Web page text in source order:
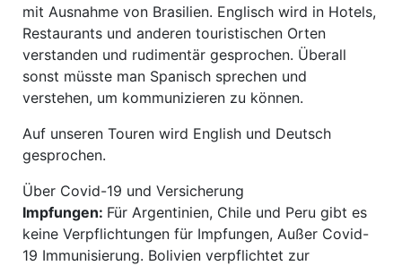
mit Ausnahme von Brasilien. Englisch wird in Hotels,
Restaurants und anderen touristischen Orten
verstanden und rudimentär gesprochen. Überall
sonst müsste man Spanisch sprechen und
verstehen, um kommunizieren zu können.
Auf unseren Touren wird English und Deutsch
gesprochen.
Über Covid-19 und Versicherung
Impfungen: Für Argentinien, Chile und Peru gibt es
keine Verpflichtungen für Impfungen, Außer Covid-
19 Immunisierung. Bolivien verpflichtet zur